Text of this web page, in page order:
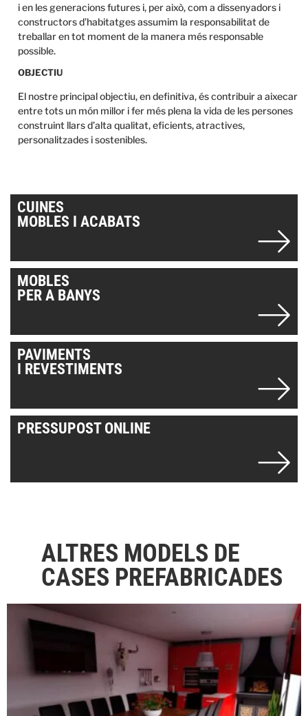
i en les generacions futures i, per això, com a dissenyadors i
constructors d’habitatges assumim la responsabilitat de
treballar en tot moment de la manera més responsable
possible.
OBJECTIU
El nostre principal objectiu, en definitiva, és contribuir a aixecar
entre tots un món millor i fer més plena la vida de les persones
construint llars d’alta qualitat, eficients, atractives,
personalitzades i sostenibles.
CUINES
MOBLES I ACABATS
MOBLES
PER A BANYS
PAVIMENTS
I REVESTIMENTS
PRESSUPOST ONLINE
ALTRES MODELS DE
CASES PREFABRICADES